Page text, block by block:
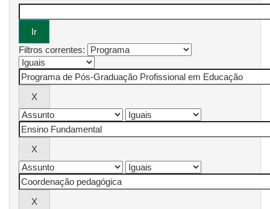
Filtros correntes: